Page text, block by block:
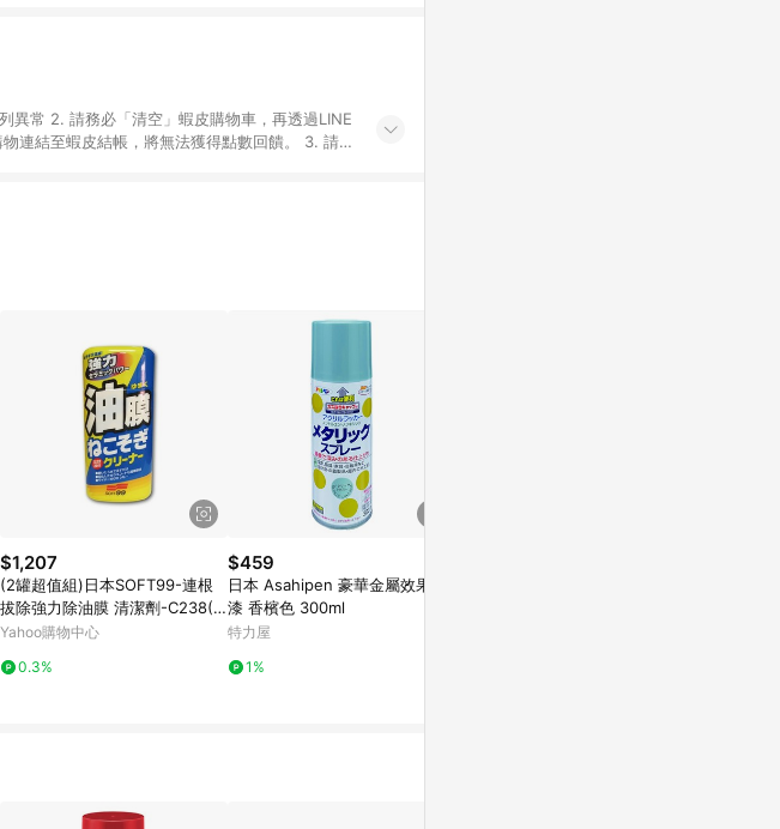
異常 2. 請務必「清空」蝦皮購物車，再透過LINE
連結至蝦皮結帳，將無法獲得點數回饋。 3. 請避
公告 https://reurl.cc/Gazvnp 5. 蝦皮直營_餐券
不同尺寸規格)，皆會計入同一筆返點上限進行
折抵導致訂單金額些微落差 12. 蝦皮會將LINE的導
源導入蝦皮官網，則七天內於該蝦皮帳號下訂的
若同一用戶使用一個以上蝦皮帳號透過LINE購物
請留意。 14. 請注意以下行為將可能導致無法取得
經由蝦皮系統判斷點擊路徑不符合回饋資格或規
認；超過60天(含)以上進行申訴，恕無法贈點回
錄已呈現：「非本次前往蝦皮商店之品項，不符
致使消費者無接收到點數回饋，蝦皮保有更改
異，以蝦皮賣場價格為準 6. 實際回饋，依蝦皮
$1,207
(2罐超值組)日本SOFT99-連根
拔除強力除油膜 清潔劑-C238(2
70ml 附贈專用雙面海綿刷)
Yahoo購物中心
0.3%
$459
日本 Asahipen 豪華金屬效果噴
漆 香檳色 300ml
特力屋
1%